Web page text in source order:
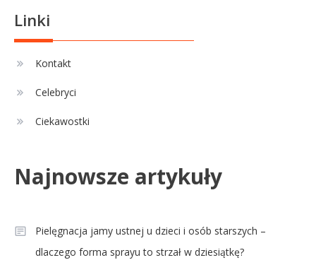
Linki
Kontakt
Celebryci
Ciekawostki
Najnowsze artykuły
Pielęgnacja jamy ustnej u dzieci i osób starszych –
dlaczego forma sprayu to strzał w dziesiątkę?